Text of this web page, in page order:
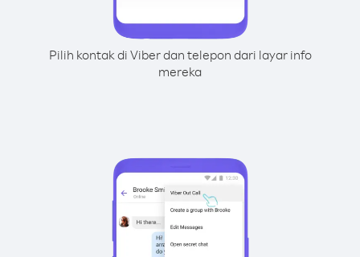
Pilih kontak di Viber dan telepon dari layar info
mereka